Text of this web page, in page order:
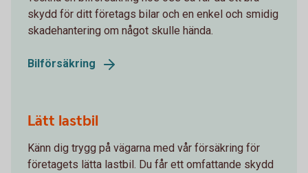
skydd för ditt företags bilar och en enkel och smidig
skadehantering om något skulle hända.
Bilförsäkring
Lätt lastbil
Känn dig trygg på vägarna med vår försäkring för
företagets lätta lastbil. Du får ett omfattande skydd